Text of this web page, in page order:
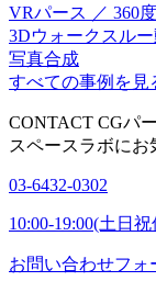
VRパース ／ 360
3Dウォークスル
写真合成
すべての事例を見
CONTACT CGパ
スペースラボにお
03-6432-0302
10:00-19:00(土日祝
お問い合わせフォ